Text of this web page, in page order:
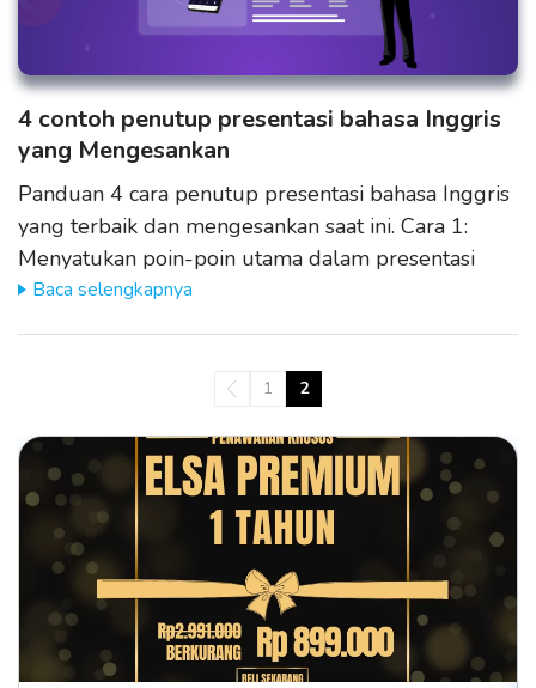
4 contoh penutup presentasi bahasa Inggris
yang Mengesankan
Panduan 4 cara penutup presentasi bahasa Inggris
yang terbaik dan mengesankan saat ini. Cara 1:
Menyatukan poin-poin utama dalam presentasi
Baca selengkapnya
1 2